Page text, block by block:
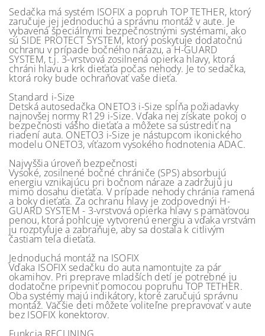
Sedačka má systém ISOFIX a popruh TOP TETHER, ktorý
zaručuje jej jednoduchú a správnu montáž v aute. Je
vybavená špeciálnymi bezpečnostnými systémami, ako
sú SIDE PROTECT SYSTEM, ktorý poskytuje dodatočnú
ochranu v prípade bočného nárazu, a H-GUARD
SYSTEM, t.j. 3-vrstvová zosilnená opierka hlavy, ktorá
chráni hlavu a krk dieťaťa počas nehody. Je to sedačka,
ktorá roky bude ochraňovať vaše dieťa.
Standard i-Size
Detská autosedačka ONETO3 i-Size spĺňa požiadavky
najnovšej normy R129 i-Size. Vďaka nej získate pokoj o
bezpečnosti vášho dieťaťa a môžete sa sústrediť na
riadení auta. ONETO3 i-Size je nástupcom ikonického
modelu ONETO3, víťazom vysokého hodnotenia ADAC.
Najvyššia úroveň bezpečnosti
Vysoké, zosilnené bočné chrániče (SPS) absorbujú
energiu vznikajúcu pri bočnom náraze a zadržujú ju
mimo dosahu dieťaťa. V prípade nehody chránia ramená
a boky dieťaťa. Za ochranu hlavy je zodpovednýi H-
GUARD SYSTEM - 3-vrstvová opierka hlavy s pamäťovou
penou, ktorá pohlcuje vytvorenú energiu a vďaka vrstvám
ju rozptyľuje a zabraňuje, aby sa dostala k citlivým
častiam tela dieťaťa.
Jednoduchá montáž na ISOFIX
Vďaka ISOFIX sedačku do auta namontujte za pár
okamihov. Pri preprave mladších detí je potrebné ju
dodatočne pripevniť pomocou popruhu TOP TETHER.
Oba systémy majú indikátory, ktoré zaručujú správnu
montáž. Väčšie deti môžete voliteľne prepravovať v aute
bez ISOFIX konektorov.